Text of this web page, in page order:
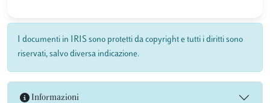
I documenti in IRIS sono protetti da copyright e tutti i diritti sono
riservati, salvo diversa indicazione.
Informazioni